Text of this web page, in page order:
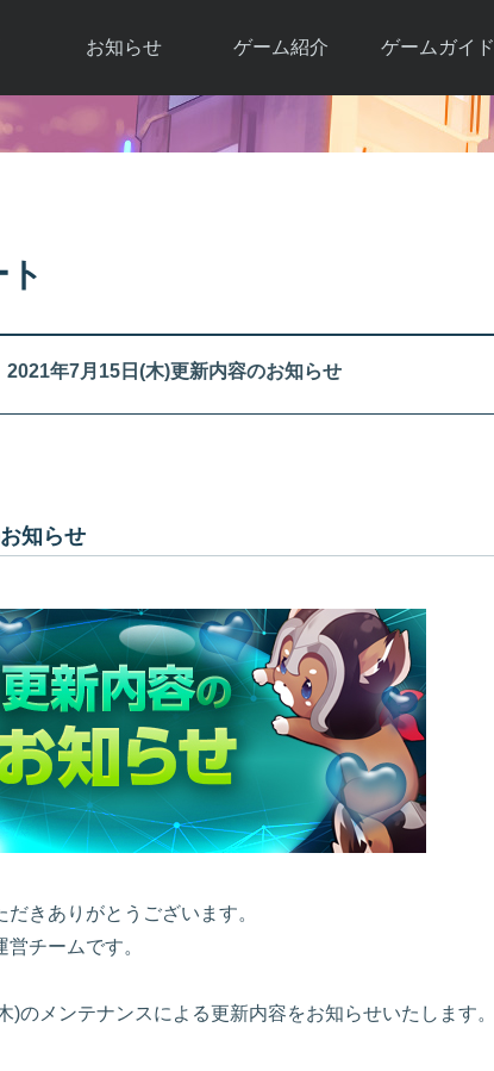
お知らせ
お知らせ一覧
ゲーム紹介
ソウルワーカー
アップデート履
歴
ゲームガイド
ガイド総合もく
2021年7月15日(木)更新内容のお知らせ
知らせ
きありがとうございます。
チームです。
)のメンテナンスによる更新内容をお知らせいたします。